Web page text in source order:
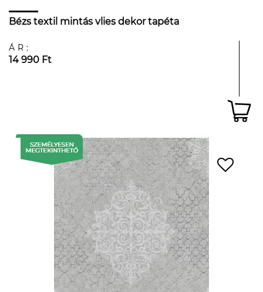
Bézs textil mintás vlies dekor tapéta
ÁR:
14 990 Ft